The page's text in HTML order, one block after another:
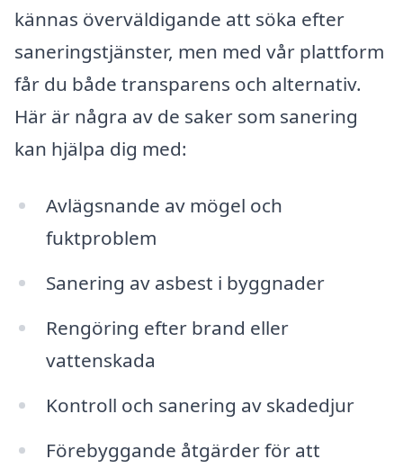
kännas överväldigande att söka efter
saneringstjänster, men med vår plattform
får du både transparens och alternativ.
Här är några av de saker som sanering
kan hjälpa dig med:
Avlägsnande av mögel och
fuktproblem
Sanering av asbest i byggnader
Rengöring efter brand eller
vattenskada
Kontroll och sanering av skadedjur
Förebyggande åtgärder för att